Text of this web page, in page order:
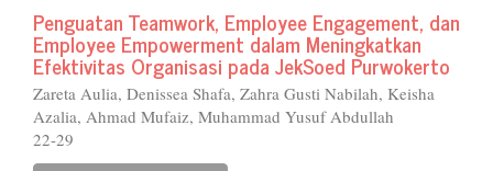
Penguatan Teamwork, Employee Engagement, dan
Employee Empowerment dalam Meningkatkan
Efektivitas Organisasi pada JekSoed Purwokerto
Zareta Aulia, Denissea Shafa, Zahra Gusti Nabilah, Keisha
Azalia, Ahmad Mufaiz, Muhammad Yusuf Abdullah
22-29